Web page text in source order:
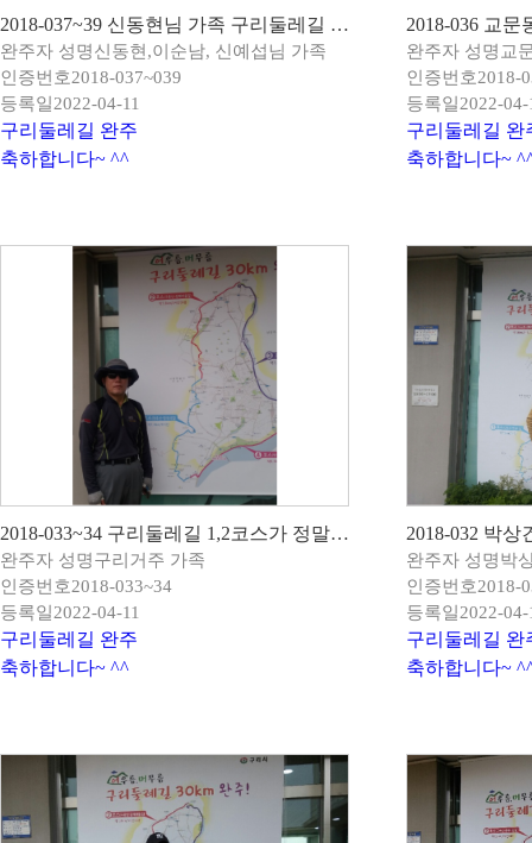
2018-037~39 신동현님 가족 구리둘레길 완주!
완주자 성명신동현,이순남, 신예섭님 가족
인증번호2018-037~039
등록일2022-04-11
구리둘레길 완주
축하합니다~ ^^
완주자 성명 교
인증번호2018-
등록일2022-04-
구리둘레길 완
축하합니다~
2018-033~34 구리둘레길 1,2코스가 정말 좋았어요!
완주자 성명구리거주 가족
인증번호2018-033~34
등록일2022-04-11
구리둘레길 완주
축하합니다~ ^^
2018-032 박
완주자 성명박
인증번호2018-
등록일2022-04-
구리둘레길 완
축하합니다~